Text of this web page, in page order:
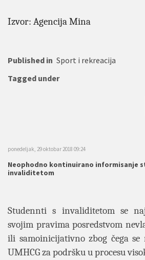
Izvor: Agencija Mina
Published in Sport i rekreacija
Tagged under
ponedeljak, 29 oktobar 2018 09:24
Neophodno kontinuirano informisanje
invaliditetom
Studennti s invaliditetom se
svojim pravima posredstvom
ili samoinicijativno zbog čega se
UMHCG za podršku u procesu